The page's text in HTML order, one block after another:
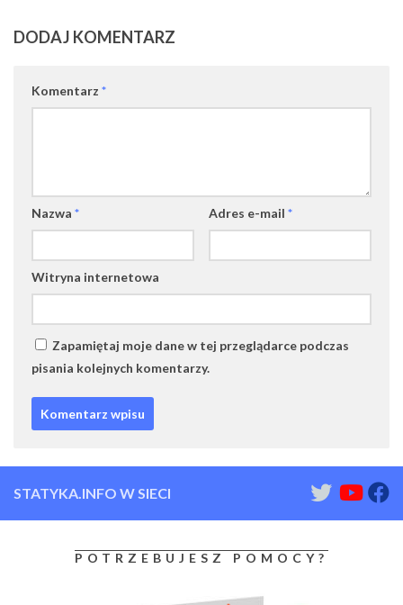
DODAJ KOMENTARZ
Komentarz *
Nazwa * Adres e-mail *
Witryna internetowa
Zapamiętaj moje dane w tej przeglądarce podczas
pisania kolejnych komentarzy.
STATYKA.INFO W SIECI
POTRZEBUJESZ POMOCY?